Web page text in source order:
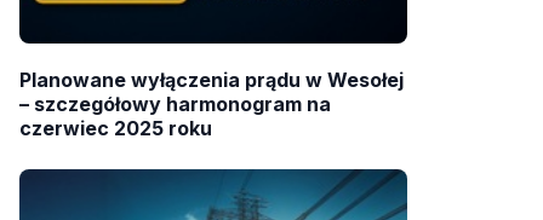
Planowane wyłączenia prądu w Wesołej
– szczegółowy harmonogram na
czerwiec 2025 roku